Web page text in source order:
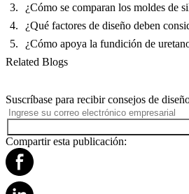
¿Cómo se comparan los moldes de
¿Qué factores de diseño deben
¿Cómo apoya la fundición de
Related Blogs
Suscríbase para recibir consejos de
Compartir esta publicación: